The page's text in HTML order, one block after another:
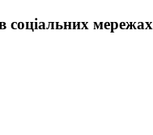
соціальних мережах